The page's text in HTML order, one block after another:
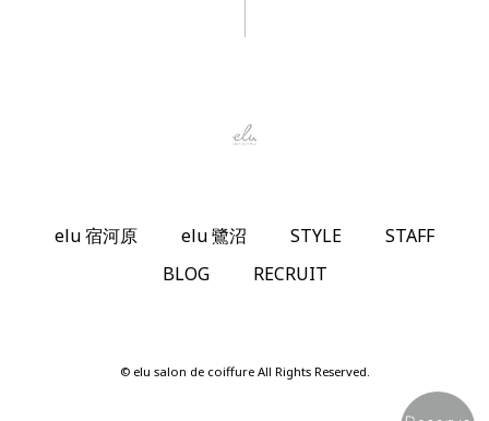
elu 宿河原 elu 鷺沼 STYLE
STAFF
BLOG
RECRUIT
© elu salon de coiffure All Rights Reserved.